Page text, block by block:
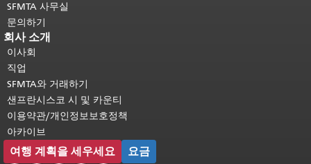
SFMTA 사무실
문의하기
회사 소개
이사회
직업
SFMTA와 거래하기
샌프란시스코 시 및 카운티
이용약관/개인정보보호정책
아카이브
여행 계획을 세우세요 요금